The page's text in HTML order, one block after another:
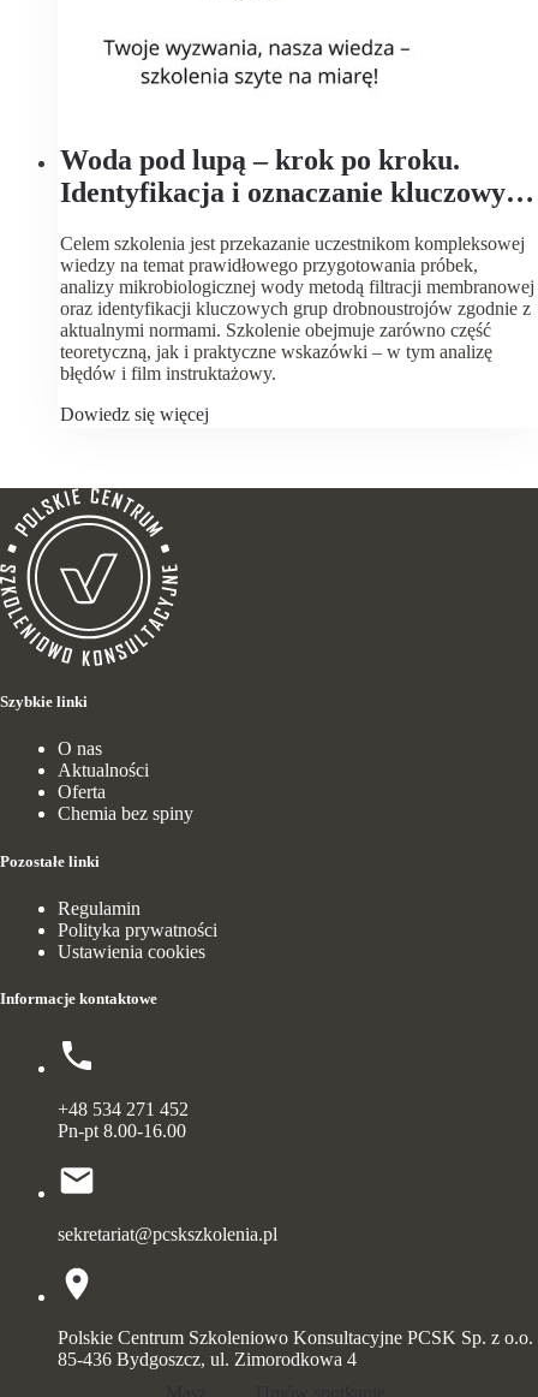
Woda pod lupą – krok po kroku.
Identyfikacja i oznaczanie kluczowych
obowiązującymi normami.
Celem szkolenia jest przekazanie uczestnikom kompleksowej
wiedzy na temat prawidłowego przygotowania próbek,
analizy mikrobiologicznej wody metodą filtracji membranowej
oraz identyfikacji kluczowych grup drobnoustrojów zgodnie z
aktualnymi normami. Szkolenie obejmuje zarówno część
teoretyczną, jak i praktyczne wskazówki – w tym analizę
błędów i film instruktażowy.
Dowiedz się więcej
Szybkie linki
O nas
Aktualności
Oferta
Chemia bez spiny
Pozostałe linki
Regulamin
Polityka prywatności
Ustawienia cookies
Informacje kontaktowe
+48 534 271 452
Pn-pt 8.00-16.00
sekretariat@pcskszkolenia.pl
Polskie Centrum Szkoleniowo Konsultacyjne PCSK Sp. z o.o.
85-436 Bydgoszcz, ul. Zimorodkowa 4